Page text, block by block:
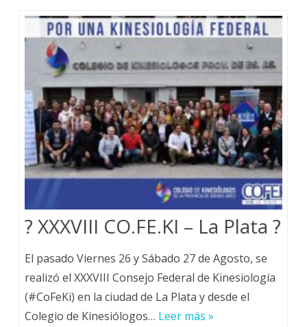
? XXXVIII CO.FE.KI – La Plata ?
El pasado Viernes 26 y Sábado 27 de Agosto, se
realizó el XXXVIII Consejo Federal de Kinesiología
(#CoFeKi) en la ciudad de La Plata y desde el
Colegio de Kinesiólogos… Leer más »